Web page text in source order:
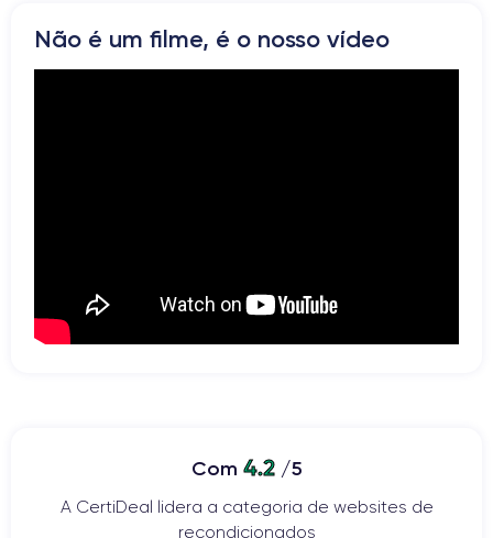
Vibrador
Prise USB
Não é um filme, é o nosso vídeo
Com 4.2/5
A CertiDeal lidera a categoria de websites de
recondicionados